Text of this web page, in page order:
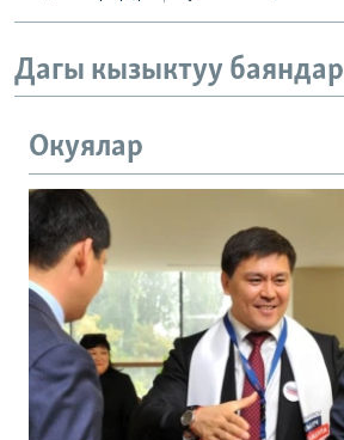
Дагы кызыктуу баяндар
Окуялар